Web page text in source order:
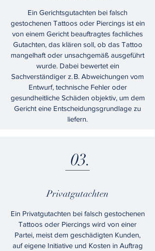
Ein Gerichtsgutachten bei falsch
gestochenen Tattoos oder Piercings ist ein
von einem Gericht beauftragtes fachliches
Gutachten, das klären soll, ob das Tattoo
mangelhaft oder unsachgemäß ausgeführt
wurde. Dabei bewertet ein
Sachverständiger z. B. Abweichungen vom
Entwurf, technische Fehler oder
gesundheitliche Schäden objektiv, um dem
Gericht eine Entscheidungsgrundlage zu
liefern.
03.
Privatgutachten
Ein Privatgutachten bei falsch gestochenen
Tattoos oder Piercings wird von einer
Partei, meist dem geschädigten Kunden,
auf eigene Initiative und Kosten in Auftrag